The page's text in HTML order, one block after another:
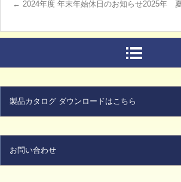
← 2024年度 年末年始休日のお知らせ2025年
製品カタログ ダウンロードはこちら
お問い合わせ